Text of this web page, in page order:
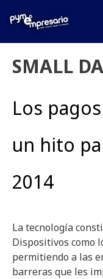
SMALL
Los
un hito
2014
La tecnología
Dispositivos como
permitiendo a las
barreras que les